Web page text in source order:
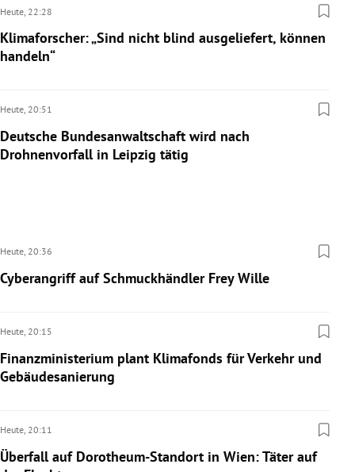
Untermenü
Untermenü
Untermenü
Heute, 22:28
Klimaforscher: „Sind nicht blind ausgeliefert, können
handeln“
Heute, 20:51
Deutsche Bundesanwaltschaft wird nach
Drohnenvorfall in Leipzig tätig
Heute, 20:36
Cyberangriff auf Schmuckhändler Frey Wille
Heute, 20:15
Finanzministerium plant Klimafonds für Verkehr und
Gebäudesanierung
Heute, 20:11
Überfall auf Dorotheum-Standort in Wien: Täter auf